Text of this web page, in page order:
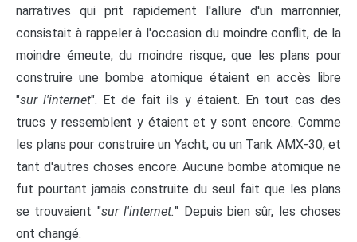
narratives qui prit rapidement l'allure d'un marronnier,
consistait à rappeler à l'occasion du moindre conflit, de la
moindre émeute, du moindre risque, que les plans pour
construire une bombe atomique étaient en accès libre
"sur l'internet". Et de fait ils y étaient. En tout cas des
trucs y ressemblent y étaient et y sont encore. Comme
les plans pour construire un Yacht, ou un Tank AMX-30, et
tant d'autres choses encore. Aucune bombe atomique ne
fut pourtant jamais construite du seul fait que les plans
se trouvaient "sur l'internet." Depuis bien sûr, les choses
ont changé.